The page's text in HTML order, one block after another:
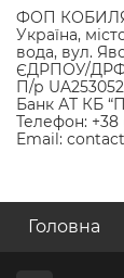
ФОП
Україна,
вода, вул.
ЄДРПОУ/
П/р
Банк АТ КБ
Телефон: +38
Email:
Головна